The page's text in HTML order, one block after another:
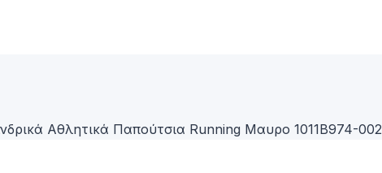
Αθλητικά Παπούτσια Running Μαυρο 1011B974-002